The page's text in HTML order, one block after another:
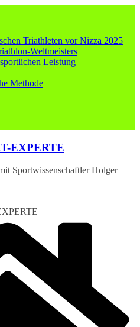
Triathleten vor Nizza 2025
Weltmeisters
Leistung
Methode
EXPERTE
Sportwissenschaftler Holger